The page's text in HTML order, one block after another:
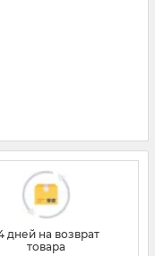
дней на возврат
товара